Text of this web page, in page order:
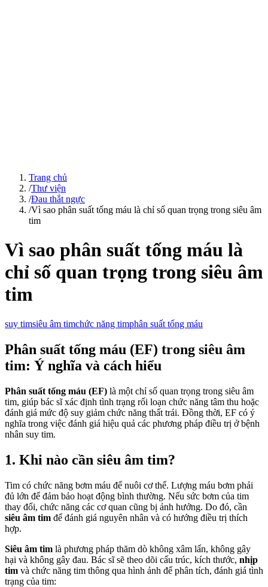
Trang chủ
/Thư viện
/Đau thắt ngực
/Vì sao phân suất tống máu là chỉ số quan trọng trong siêu âm
tim
Vì sao phân suất tống máu là
chỉ số quan trọng trong siêu âm
tim
suy timsiêu âm timchức năng timphân suất tống máu
Phân suất tống máu (EF) trong siêu âm
tim: Ý nghĩa và cách hiểu
Phân suất tống máu (EF) là một chỉ số quan trọng trong siêu âm
tim, giúp bác sĩ xác định tình trạng rối loạn chức năng tâm thu hoặc
đánh giá mức độ suy giảm chức năng thất trái. Đồng thời, EF có ý
nghĩa trong việc đánh giá hiệu quả các phương pháp điều trị ở bệnh
nhân suy tim.
1. Khi nào cần siêu âm tim?
Tim có chức năng bơm máu để nuôi cơ thể. Lượng máu bơm phải
đủ lớn để đảm bảo hoạt động bình thường. Nếu sức bơm của tim
thay đổi, chức năng các cơ quan cũng bị ảnh hưởng. Do đó, cần
siêu âm tim để đánh giá nguyên nhân và có hướng điều trị thích
hợp.
Siêu âm tim là phương pháp thăm dò không xâm lấn, không gây
hại và không gây đau. Bác sĩ sẽ theo dõi cấu trúc, kích thước, nhịp
tim và chức năng tim thông qua hình ảnh để phân tích, đánh giá tình
trạng của tim: